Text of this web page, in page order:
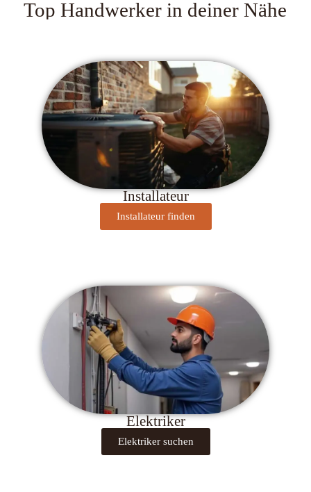
Top Handwerker in deiner Nähe
Installateur
Installateur finden
Elektriker
Elektriker suchen